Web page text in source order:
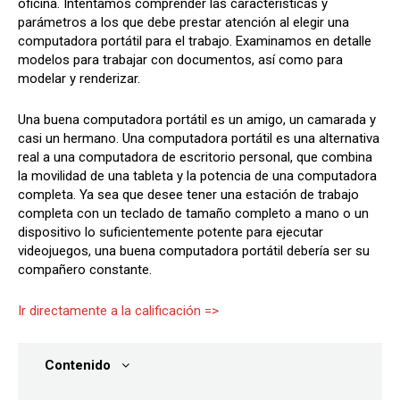
oficina. Intentamos comprender las características y
parámetros a los que debe prestar atención al elegir una
computadora portátil para el trabajo. Examinamos en detalle
modelos para trabajar con documentos, así como para
modelar y renderizar.
Una buena computadora portátil es un amigo, un camarada y
casi un hermano. Una computadora portátil es una alternativa
real a una computadora de escritorio personal, que combina
la movilidad de una tableta y la potencia de una computadora
completa. Ya sea que desee tener una estación de trabajo
completa con un teclado de tamaño completo a mano o un
dispositivo lo suficientemente potente para ejecutar
videojuegos, una buena computadora portátil debería ser su
compañero constante.
Ir directamente a la calificación =>
Contenido